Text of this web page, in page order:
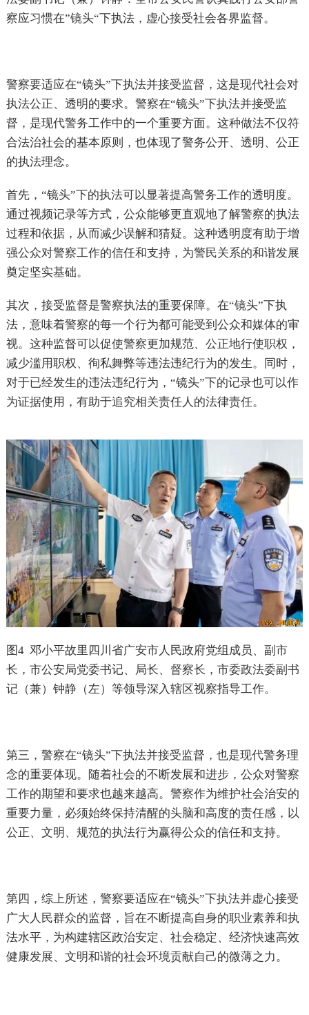
察应习惯在”镜头“下执法，虚心接受社会各界监督。
警察要适应在“镜头”下执法并接受监督，这是现代社会对
执法公正、透明的要求。警察在“镜头”下执法并接受监
督，是现代警务工作中的一个重要方面。这种做法不仅符
合法治社会的基本原则，也体现了警务公开、透明、公正
的执法理念。
首先，“镜头”下的执法可以显著提高警务工作的透明度。
通过视频记录等方式，公众能够更直观地了解警察的执法
过程和依据，从而减少误解和猜疑。这种透明度有助于增
强公众对警察工作的信任和支持，为警民关系的和谐发展
奠定坚实基础。
其次，接受监督是警察执法的重要保障。在“镜头”下执
法，意味着警察的每一个行为都可能受到公众和媒体的审
视。这种监督可以促使警察更加规范、公正地行使职权，
减少滥用职权、徇私舞弊等违法违纪行为的发生。同时，
对于已经发生的违法违纪行为，“镜头”下的记录也可以作
为证据使用，有助于追究相关责任人的法律责任。
图4 邓小平故里四川省广安市人民政府党组成员、副市
长，市公安局党委书记、局长、督察长，市委政法委副书
记（兼）钟静（左）等领导深入辖区视察指导工作。
第三，警察在“镜头”下执法并接受监督，也是现代警务理
念的重要体现。随着社会的不断发展和进步，公众对警察
工作的期望和要求也越来越高。警察作为维护社会治安的
重要力量，必须始终保持清醒的头脑和高度的责任感，以
公正、文明、规范的执法行为赢得公众的信任和支持。
第四，综上所述，警察要适应在“镜头”下执法并虚心接受
广大人民群众的监督，旨在不断提高自身的职业素养和执
法水平，为构建辖区政治安定、社会稳定、经济快速高效
健康发展、文明和谐的社会环境贡献自己的微薄之力。